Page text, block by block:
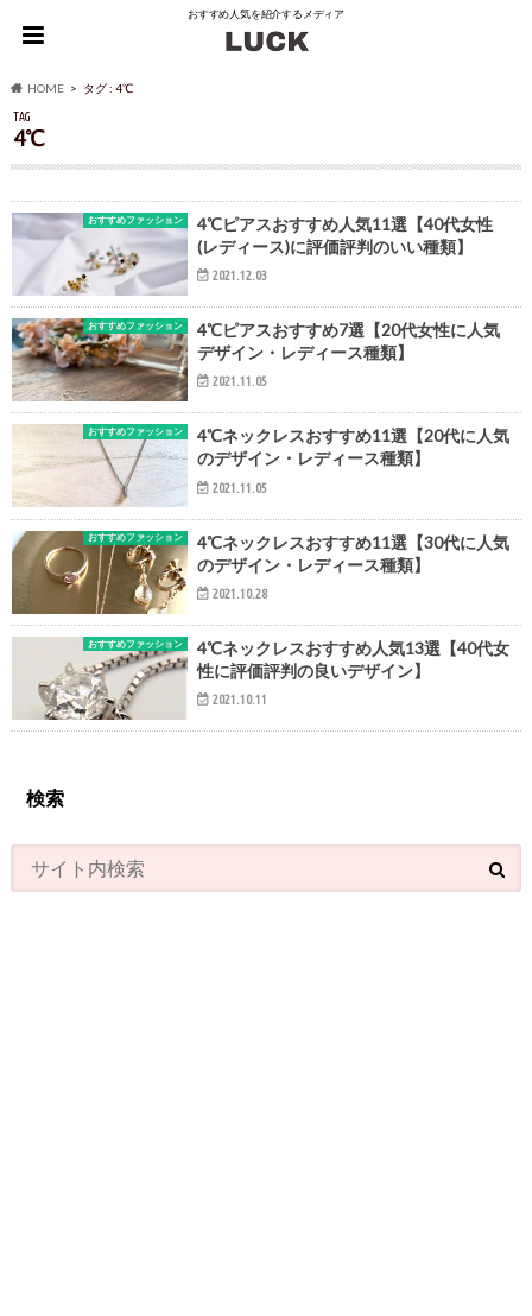
おすすめ人気を紹介するメディア
HOME タグ : 4℃
TAG
4℃
おすすめファッション
4℃ピアスおすすめ人気11選【40代女性
(レディース)に評価評判のいい種類】
2021.12.03
おすすめファッション
4℃ピアスおすすめ7選【20代女性に人気
デザイン・レディース種類】
2021.11.05
おすすめファッション
4℃ネックレスおすすめ11選【20代に人気
のデザイン・レディース種類】
2021.11.05
おすすめファッション
4℃ネックレスおすすめ11選【30代に人気
のデザイン・レディース種類】
2021.10.28
おすすめファッション
4℃ネックレスおすすめ人気13選【40代女
性に評価評判の良いデザイン】
2021.10.11
検索